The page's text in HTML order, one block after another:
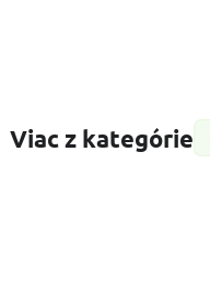
Viac z kategórie